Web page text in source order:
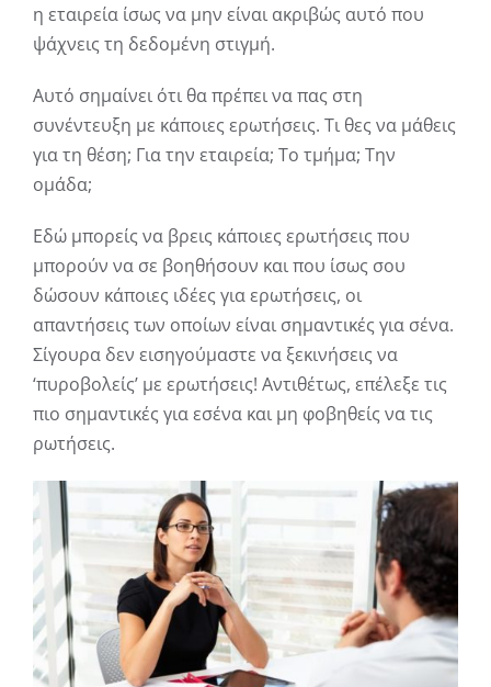
η εταιρεία ίσως να μην είναι ακριβώς αυτό που
ψάχνεις τη δεδομένη στιγμή.
Αυτό σημαίνει ότι θα πρέπει να πας στη
συνέντευξη με κάποιες ερωτήσεις. Τι θες να μάθεις
για τη θέση; Για την εταιρεία; Το τμήμα; Την
ομάδα;
Εδώ μπορείς να βρεις κάποιες ερωτήσεις που
μπορούν να σε βοηθήσουν και που ίσως σου
δώσουν κάποιες ιδέες για ερωτήσεις, οι
απαντήσεις των οποίων είναι σημαντικές για σένα.
Σίγουρα δεν εισηγούμαστε να ξεκινήσεις να
‘πυροβολείς’ με ερωτήσεις! Αντιθέτως, επέλεξε τις
πιο σημαντικές για εσένα και μη φοβηθείς να τις
ρωτήσεις.